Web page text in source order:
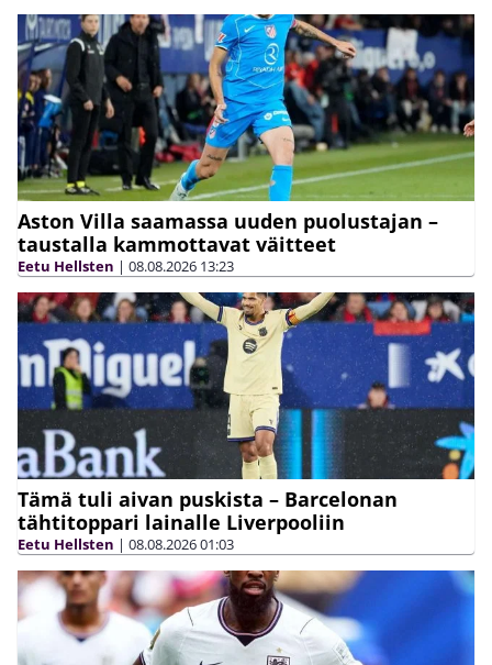
Aston Villa saamassa uuden puolustajan –
taustalla kammottavat väitteet
Eetu Hellsten | 08.08.2026 13:23
Tämä tuli aivan puskista – Barcelonan
tähtitoppari lainalle Liverpooliin
Eetu Hellsten | 08.08.202601:03